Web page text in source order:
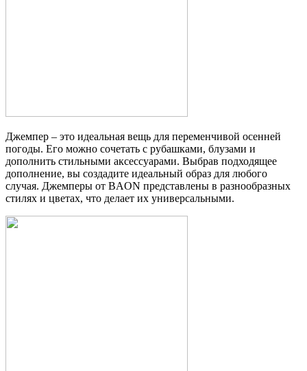
Джемпер – это идеальная вещь для переменчивой осенней
погоды. Его можно сочетать с рубашками, блузами и
дополнить стильными аксессуарами. Выбрав подходящее
дополнение, вы создадите идеальный образ для любого
случая. Джемперы от BAON представлены в разнообразных
стилях и цветах, что делает их универсальными.